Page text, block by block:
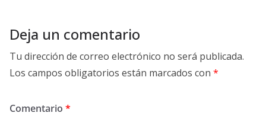
Deja un comentario
Tu dirección de correo electrónico no será publicada.
Los campos obligatorios están marcados con *
Comentario *